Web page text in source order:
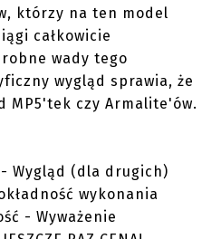
którzy na ten model
całkowicie
wady tego
wygląd sprawia, że
MP5'tek czy Armalite'ów.
Wygląd (dla drugich)
wykonania
- Wyważenie